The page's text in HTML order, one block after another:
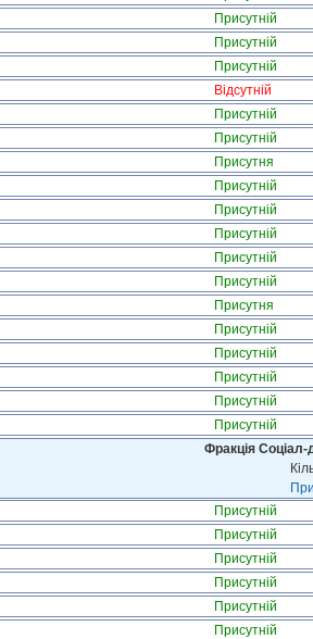
Присутній
Присутній
Присутній
Відсутній
Присутній
Присутній
Присутня
Присутній
Присутній
Присутній
Присутній
Присутній
Присутня
Присутній
Присутній
Присутній
Присутній
Присутній
Фракція Соціал-
Присутній
Присутній
Присутній
Присутній
Присутній
Присутній